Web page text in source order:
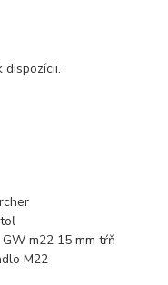
dispozícii.
m22 15 mm tŕň
M22